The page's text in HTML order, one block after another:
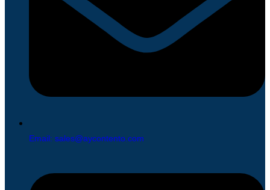
Email: sales@aycontento.com